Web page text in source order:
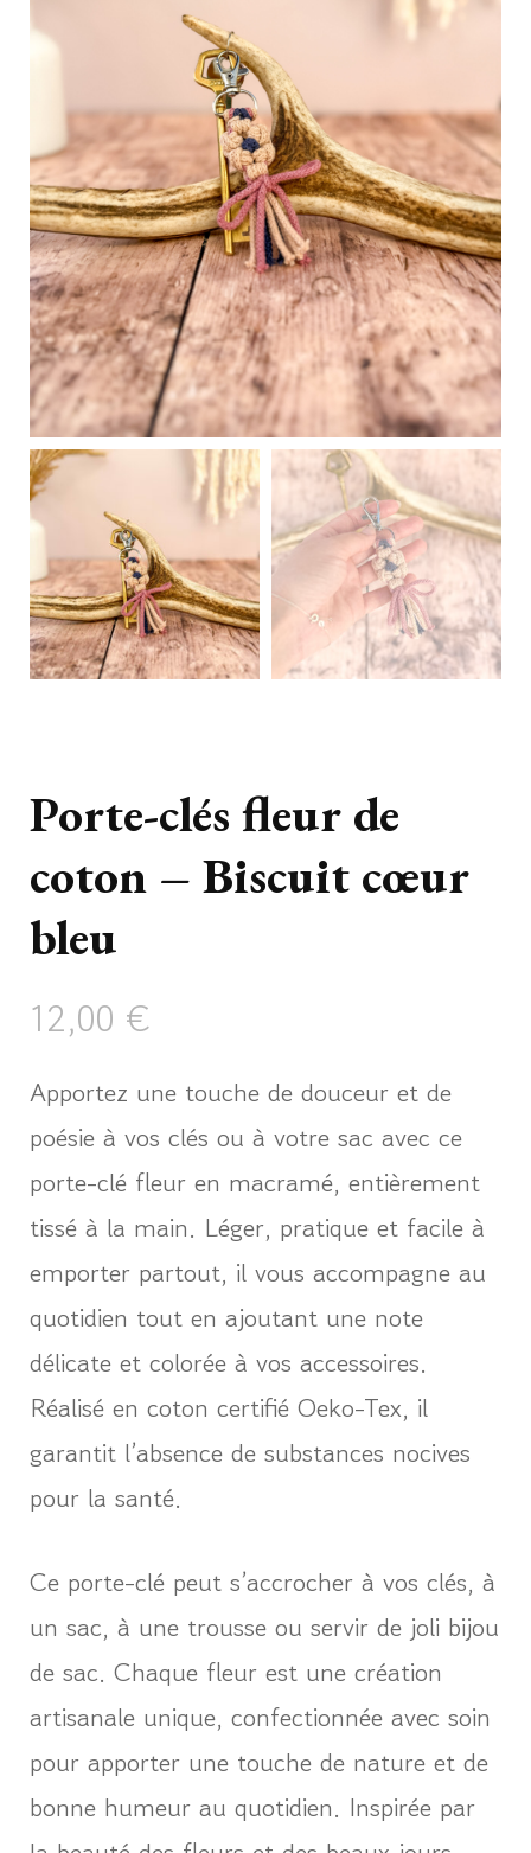
Porte-clés fleur de
coton – Biscuit cœur
bleu
12,00 €
Apportez une touche de douceur et de
poésie à vos clés ou à votre sac avec ce
porte-clé fleur en macramé, entièrement
tissé à la main. Léger, pratique et facile à
emporter partout, il vous accompagne au
quotidien tout en ajoutant une note
délicate et colorée à vos accessoires.
Réalisé en coton certifié Oeko-Tex, il
garantit l’absence de substances nocives
pour la santé.
Ce porte-clé peut s’accrocher à vos clés, à
un sac, à une trousse ou servir de joli bijou
de sac. Chaque fleur est une création
artisanale unique, confectionnée avec soin
pour apporter une touche de nature et de
bonne humeur au quotidien. Inspirée par